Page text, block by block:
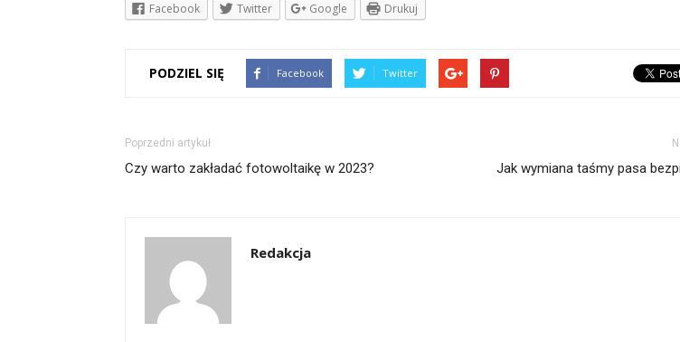
Facebook Twitter Google Drukuj
PODZIEL SIĘ Facebook Twitter
Poprzedni artykuł
Czy warto zakładać fotowoltaikę w 2023? Jak wymiana taśmy pasa
Redakcja